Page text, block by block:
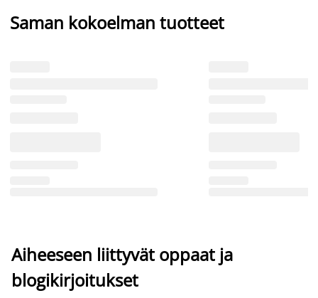
Saman kokoelman tuotteet
Aiheeseen liittyvät oppaat ja
blogikirjoitukset